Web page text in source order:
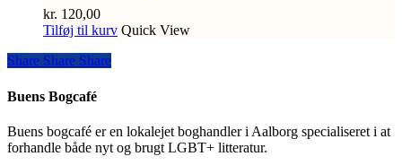
kr. 120,00
Tilføj til kurv Quick View
Share
Share Share Share
Buens Bogcafé
Buens bogcafé er en lokalejet boghandler i Aalborg specialiseret i at
forhandle både nyt og brugt LGBT+ litteratur.